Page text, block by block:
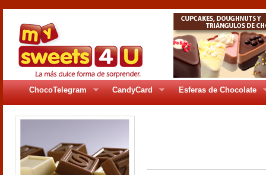
ChocoTelegram CandyCard Esferas de Chocolate